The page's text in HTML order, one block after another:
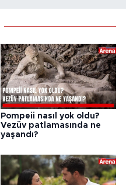
Pompeii nasıl yok oldu?
Vezüv patlamasında ne
yaşandı?